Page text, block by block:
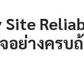
Site
อย่างครบ